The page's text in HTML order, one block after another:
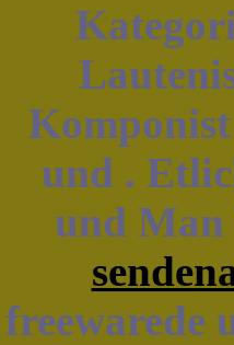
Komponist
und .
und Man
freewarede